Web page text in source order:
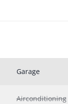
Garage
Airconditioning